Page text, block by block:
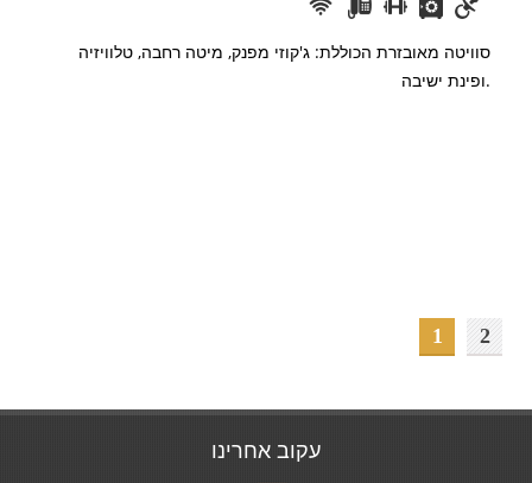
סוויטה מאובזרת הכוללת: ג'קוזי מפנק, מיטה רחבה, טלוויזיה
ופינת ישיבה.
1 2
עקוב אחרינו